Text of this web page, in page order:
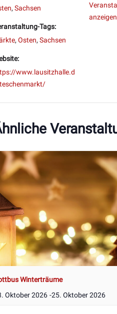
, Sachsen
Tags:
, Osten, Sachsen
www.lausitzhalle.d
anzeigen
Winterträume
Oktober 2026 -25. Oktober 2026